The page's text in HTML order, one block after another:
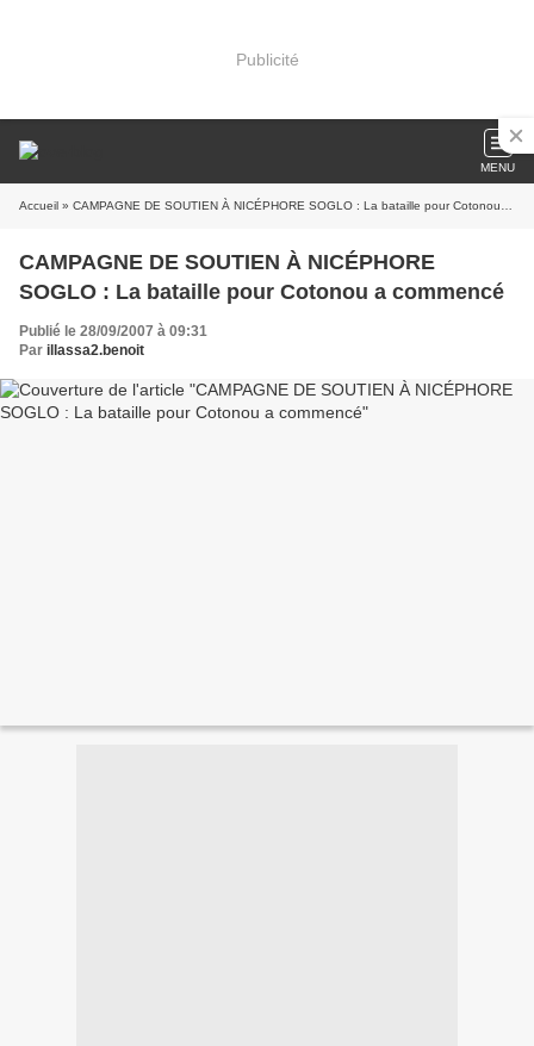
Publicité
MENU
Accueil » CAMPAGNE DE SOUTIEN À NICÉPHORE SOGLO : La bataille pour Cotonou a commencé
CAMPAGNE DE SOUTIEN À NICÉPHORE
SOGLO : La bataille pour Cotonou a commencé
Publié le 28/09/2007 à 09:31
Par illassa2.benoit